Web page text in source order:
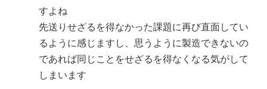
すよね
先送りせざるを得なかった課題に再び直面してい
るように感じますし、思うように製造できないの
であれば同じことをせざるを得なくなる気がして
しまいます